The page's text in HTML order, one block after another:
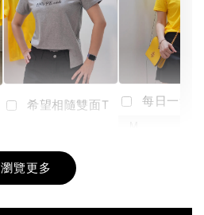
+
希望相隨雙面T
NT$ 190
-
每日一笑
瀏覽更多